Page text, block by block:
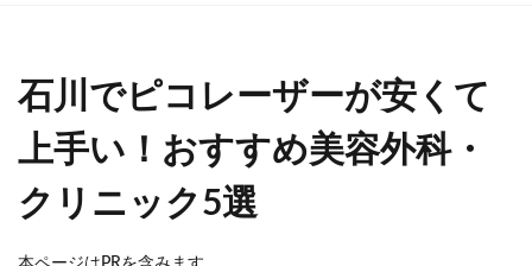
石川でピコレーザーが安くて
上手い！おすすめ美容外科・
クリニック5選